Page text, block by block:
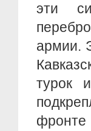
эти
армии.
турок